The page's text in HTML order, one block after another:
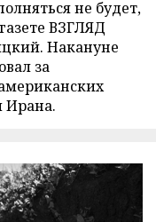
не будет,
ВЗГЛЯД
Накануне
за
Ирана.